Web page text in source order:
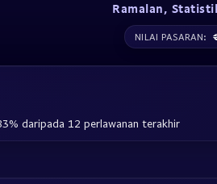
Ramalan,
NILAI PASARAN:
daripada 12 perlawanan terakhir